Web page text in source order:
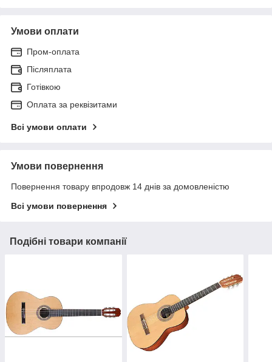
Умови оплати
Пром-оплата
Післяплата
Готівкою
Оплата за реквізитами
Всі умови оплати
Умови повернення
Повернення товару впродовж 14 днів за домовленістю
Всі умови повернення
Подібні товари компанії